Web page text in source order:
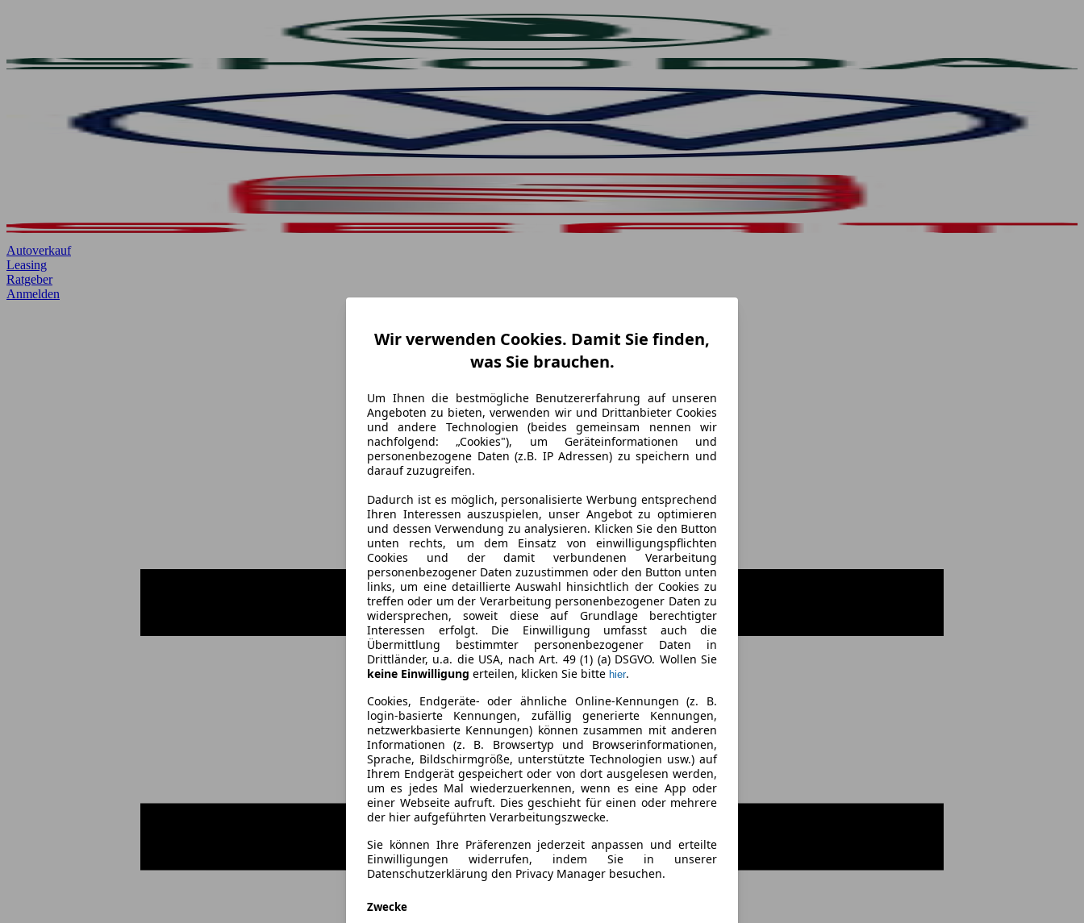
Autoverkauf
Leasing
Ratgeber
Anmelden
Wir verwenden Cookies. Damit Sie finden,
was Sie brauchen.
Um Ihnen die bestmögliche Benutzererfahrung auf unseren
Angeboten zu bieten, verwenden wir und Drittanbieter Cookies
und andere Technologien (beides gemeinsam nennen wir
nachfolgend: „Cookies"), um Geräteinformationen und
personenbezogene Daten (z.B. IP Adressen) zu speichern und
darauf zuzugreifen.
Dadurch ist es möglich, personalisierte Werbung entsprechend
Ihren Interessen auszuspielen, unser Angebot zu optimieren
und dessen Verwendung zu analysieren. Klicken Sie den Button
unten rechts, um dem Einsatz von einwilligungspflichten
Cookies und der damit verbundenen Verarbeitung
personenbezogener Daten zuzustimmen oder den Button unten
links, um eine detaillierte Auswahl hinsichtlich der Cookies zu
treffen oder um der Verarbeitung personenbezogener Daten zu
widersprechen, soweit diese auf Grundlage berechtigter
Interessen erfolgt. Die Einwilligung umfasst auch die
Übermittlung bestimmter personenbezogener Daten in
Drittländer, u.a. die USA, nach Art. 49 (1) (a) DSGVO. Wollen Sie
keine Einwilligung erteilen, klicken Sie bitte hier.
Cookies, Endgeräte- oder ähnliche Online-Kennungen (z. B.
login-basierte Kennungen, zufällig generierte Kennungen,
netzwerkbasierte Kennungen) können zusammen mit anderen
Informationen (z. B. Browsertyp und Browserinformationen,
Sprache, Bildschirmgröße, unterstützte Technologien usw.) auf
Ihrem Endgerät gespeichert oder von dort ausgelesen werden,
um es jedes Mal wiederzuerkennen, wenn es eine App oder
einer Webseite aufruft. Dies geschieht für einen oder mehrere
der hier aufgeführten Verarbeitungszwecke.
Sie können Ihre Präferenzen jederzeit anpassen und erteilte
Einwilligungen widerrufen, indem Sie in unserer
Datenschutzerklärung den Privacy Manager besuchen.
Zwecke